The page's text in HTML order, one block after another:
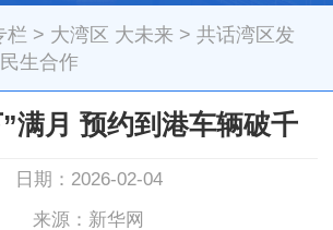
栏 > 大湾区 大未来 >共话湾区发
生合作
满月 预约到港车辆破千
日期：2026-02-04
来源：新华网